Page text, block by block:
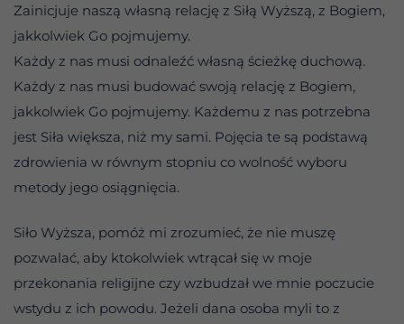
Zainicjuje naszą własną relację z Siłą Wyższą, z Bogiem,
jakkolwiek Go pojmujemy.
Każdy z nas musi odnaleźć własną ścieżkę duchową.
Każdy z nas musi budować swoją relację z Bogiem,
jakkolwiek Go pojmujemy. Każdemu z nas potrzebna
jest Siła większa, niż my sami. Pojęcia te są podstawą
zdrowienia w równym stopniu co wolność wyboru
metody jego osiągnięcia.
Siło Wyższa, pomóż mi zrozumieć, że nie muszę
pozwalać, aby ktokolwiek wtrącał się w moje
przekonania religijne czy wzbudzał we mnie poczucie
wstydu z ich powodu. Jeżeli dana osoba myli to z